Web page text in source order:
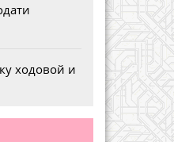
ходовой и